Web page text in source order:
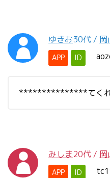
ゆきお30代 / 岡
APP ID
***************てくれ
みしま20代 / 岡
APP ID